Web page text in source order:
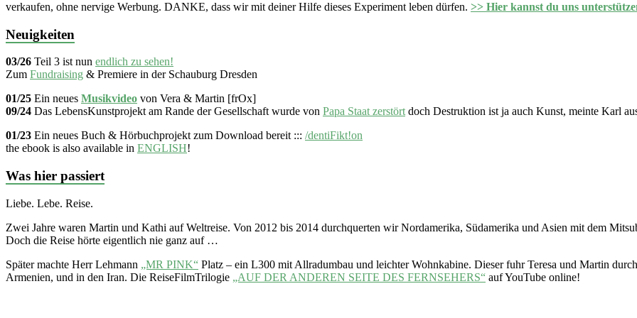
verkaufen, ohne nervige Werbung. DANKE, dass wir mit deiner Hilfe dieses Experiment leben dürfen. >> Hier kannst du uns
Neuigkeiten
03/26 Teil 3 ist nun endlich zu sehen!
Zum Fundraising & Premiere in der Schauburg Dresden
01/25 Ein neues Musikvideo von Vera & Martin [frOx]
09/24 Das LebensKunstprojekt am Rande der Gesellschaft wurde von Papa Staat zerstört doch Destruktion ist ja auch Kunst, meinte Karl
01/23 Ein neues Buch & Hörbuchprojekt zum Download bereit ::: /dentiFikt!on
the ebook is also available in ENGLISH!
Was hier passiert
Liebe. Lebe. Reise.
Zwei Jahre waren Martin und Kathi auf Weltreise. Von 2012 bis 2014 durchquerten wir Nordamerika, Südamerika und Asien mit dem
Doch die Reise hörte eigentlich nie ganz auf …
Später machte Herr Lehmann „MR PINK“ Platz – ein L300 mit Allradumbau und leichter Wohnkabine. Dieser fuhr Teresa und Martin
Armenien, und in den Iran. Die ReiseFilmTrilogie „AUF DER ANDEREN SEITE DES FERNSEHERS“ auf YouTube online!